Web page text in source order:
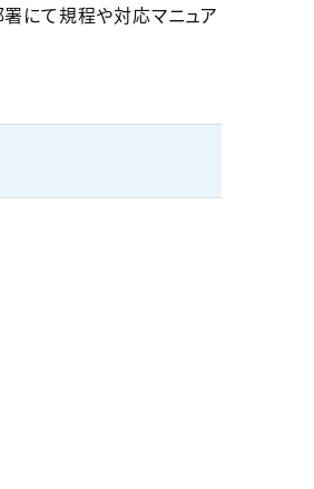
にて規程や対応マニュア